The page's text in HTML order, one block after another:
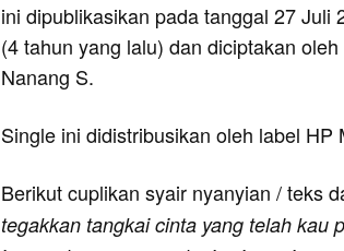
ini dipublikasikan pada tanggal 27 Juli
(4 tahun yang lalu) dan diciptakan oleh
Nanang S.
Single ini didistribusikan oleh label HP
Berikut cuplikan syair nyanyian / teks
tegakkan tangkai cinta yang telah kau